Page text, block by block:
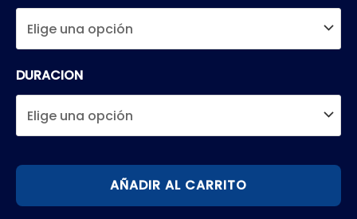
DURACION
TALES
BERSERIA
AÑADIR AL CARRITO